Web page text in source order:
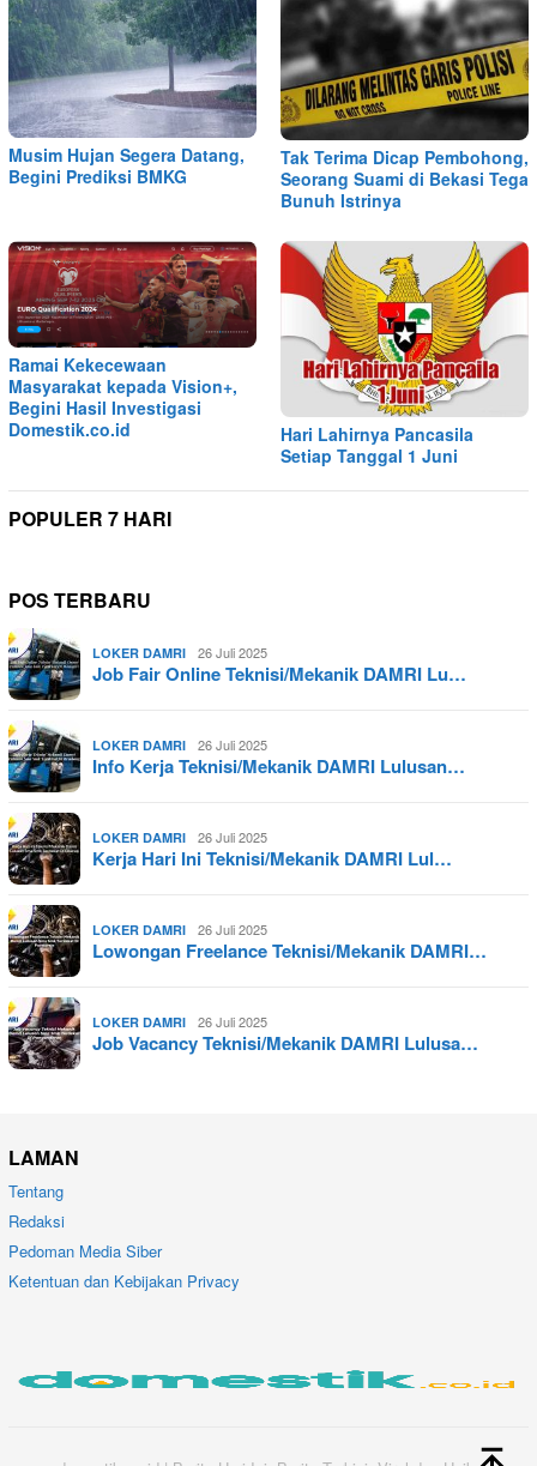
Musim Hujan Segera Datang,
Begini Prediksi BMKG
Tak Terima Dicap Pembohong,
Seorang Suami di Bekasi Tega
Bunuh Istrinya
Ramai Kekecewaan
Masyarakat kepada Vision+,
Begini Hasil Investigasi
Domestik.co.id
Hari Lahirnya Pancasila
Setiap Tanggal 1 Juni
POPULER 7 HARI
POS TERBARU
LOKER DAMRI 26 Juli 2025
Job Fair Online Teknisi/Mekanik DAMRI Lu…
LOKER DAMRI 26 Juli 2025
Info Kerja Teknisi/Mekanik DAMRI Lulusan…
LOKER DAMRI 26 Juli 2025
Kerja Hari Ini Teknisi/Mekanik DAMRI Lul…
LOKER DAMRI 26 Juli 2025
Lowongan Freelance Teknisi/Mekanik DAMRI…
LOKER DAMRI 26 Juli 2025
Job Vacancy Teknisi/Mekanik DAMRI Lulusa…
LAMAN
Tentang
Redaksi
Pedoman Media Siber
Ketentuan dan Kebijakan Privacy